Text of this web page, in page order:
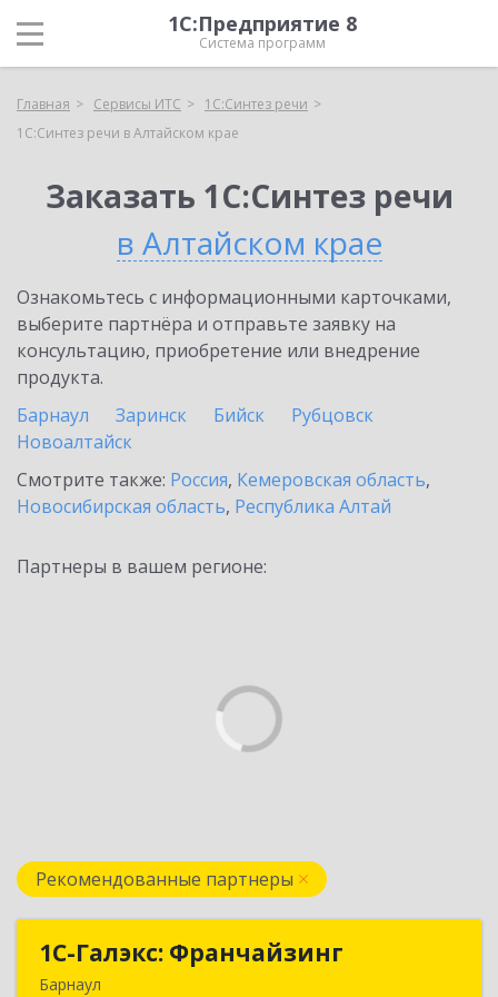
1С:Предприятие 8
Система программ
Главная Сервисы ИТС
1С:Синтез речи
1С:Синтез речи в Алтайском крае
Заказать 1С:Синтез речи
в Алтайском крае
Ознакомьтесь с информационными карточками,
выберите партнёра и отправьте заявку на
консультацию, приобретение или внедрение
продукта.
Барнаул
Заринск Бийск
Рубцовск
Новоалтайск
Смотрите также: Россия, Кемеровская область,
Новосибирская область, Республика Алтай
Партнеры в вашем регионе:
Рекомендованные партнеры
1С-Галэкс: Франчайзинг
Барнаул
1С-Галэкс: Франчайзинг